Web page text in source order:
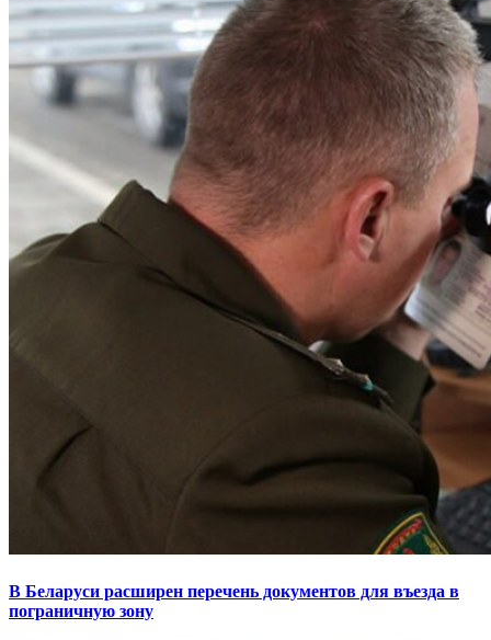
В Беларуси расширен перечень документов для въезда в
пограничную зону